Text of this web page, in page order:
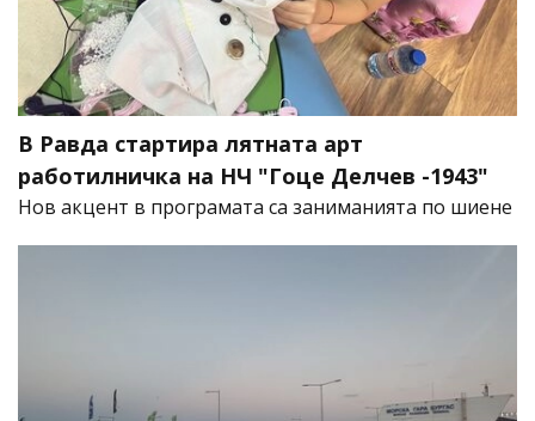
В Равда стартира лятната арт
работилничка на НЧ "Гоце Делчев -1943"
Нов акцент в програмата са заниманията по шиене